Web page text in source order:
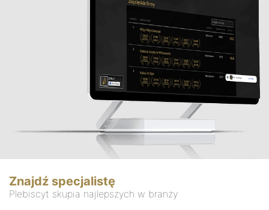
Znajdź specjalistę
Plebiscyt skupia najlepszych w branży